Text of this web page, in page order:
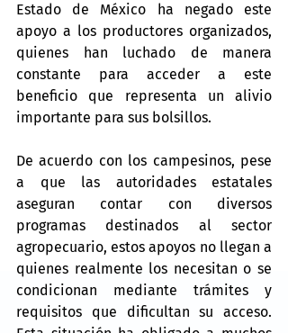
Estado de México ha negado este
apoyo a los productores organizados,
quienes han luchado de manera
constante para acceder a este
beneficio que representa un alivio
importante para sus bolsillos.
De acuerdo con los campesinos, pese
a que las autoridades estatales
aseguran contar con diversos
programas destinados al sector
agropecuario, estos apoyos no llegan a
quienes realmente los necesitan o se
condicionan mediante trámites y
requisitos que dificultan su acceso.